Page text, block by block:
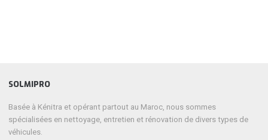
SOLMIPRO
Basée à Kénitra et opérant partout au Maroc, nous sommes
spécialisées en nettoyage, entretien et rénovation de divers types de
véhicules.